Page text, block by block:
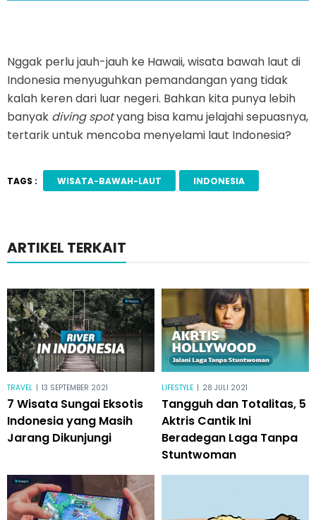
Nggak perlu jauh-jauh ke Hawaii, wisata bawah laut di
Indonesia menyuguhkan pemandangan yang tidak
kalah keren dari luar negeri. Bahkan kita punya lebih
banyak diving spotyang bisa kamu jelajahi sepuasnya,
tertarik untuk mencoba menyelami laut Indonesia?
TAGS : WISATA-BAWAH-LAUT INDONESIA
ARTIKEL TERKAIT
TRAVEL | 13 SEPTEMBER 2021
7 Wisata Sungai Eksotis
Indonesia yang Masih
Jarang Dikunjungi
LIFESTYLE | 28 JULI 2021
Tangguh dan Totalitas, 5
Aktris Cantik Ini
Beradegan Laga Tanpa
Stuntwoman